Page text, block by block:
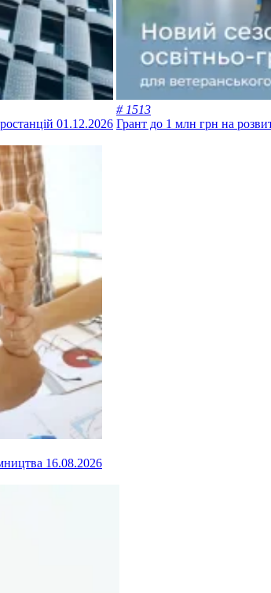
01.12.2026
# 1513
Грант до 1 млн грн на
16.08.2026